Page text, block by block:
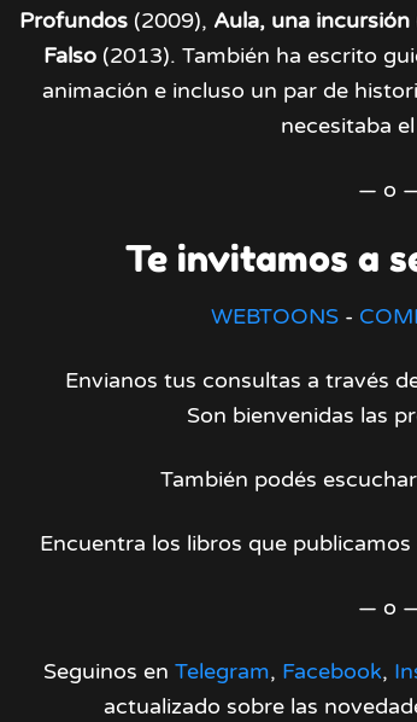
Profundos(2009), Aula, una incursión
Falso (2013). También ha escrito
animación e incluso un par de
necesitaba
— o
Te invitamos a
WEBTOONS-
Envianos tus consultas a través
Son bienvenidas las
También podés
Encuentra los libros que publicamos
— o
Seguinos en Telegram, Facebook,
actualizado sobre las